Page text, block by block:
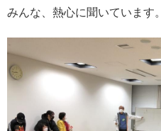
みんな、熱心に聞いています。